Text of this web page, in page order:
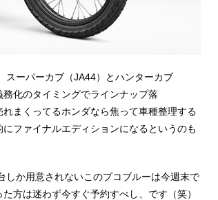
スーパーカブ（JA44）とハンターカブ
化のタイミングでラインナップ落
まくってるホンダなら焦って車種整理する
ファイナルエディションになるというのも
か用意されないこのプコブルーは今週末で
方は迷わず今すぐ予約すべし、です（笑）